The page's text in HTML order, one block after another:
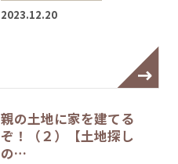
2023.12.20
親の土地に家を建てる
ぞ！（２）【土地探し
の…